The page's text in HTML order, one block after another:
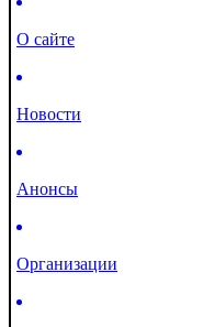
О сайте
Новости
Анонсы
Организации